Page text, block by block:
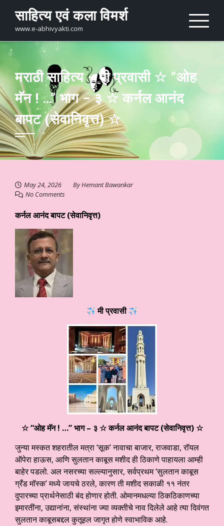
content
साहित्य एवं कला विमर्श
www.e-abhivyakti.com
मराठी साहित्य – मी प्रवासी ☆ “ओह
मॅन ! …” भाग – ३ ☆ कर्नल आनंद
बापट (सेवानिवृत्त) ☆
May 24, 2026 ByHemant Bawankar
No Comments
कर्नल आनंद बापट (सेवानिवृत्त)
मी प्रवासी
☆ “ओह मॅन ! …” भाग – ३ ☆ कर्नल आनंद बापट (सेवानिवृत्त) ☆
जुन्या मस्कत शहरातील मत्रा ‘सूक’ नावाचा बाजार, राजवाडा, रॉयल
ऑपेरा हाऊस, आणि सुलतान काबूस मशीद ही ठिकाणे पाहायला आम्ही
बाहेर पडलो. अल नसरच्या सल्ल्यानुसार, सर्वप्रथम ‘सुलतान काबूस
ग्रँड मॉस्क’ मध्ये जायचे ठरले, कारण ती मशीद सकाळी ११ नंतर
दुपारच्या प्रार्थनेसाठी बंद होणार होती. ओमानमधल्या ठिकठिकाणच्या
इमारतींना, उद्यानांना, संस्थांना ज्या व्यक्तीचे नाव दिलेले आहे त्या दिवंगत
सुलतान काबूसबद्दल कुतूहल जागृत होणे स्वाभाविक आहे.